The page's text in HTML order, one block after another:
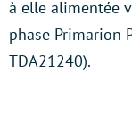
à elle alimentée
phase Primarion
TDA21240).